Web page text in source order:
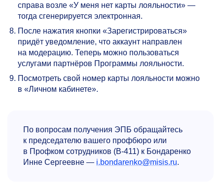
справа возле «У меня нет карты лояльности» —
тогда сгенерируется электронная.
После нажатия кнопки «Зарегистрироваться»
придёт уведомление, что аккаунт направлен
на модерацию. Теперь можно пользоваться
услугами партнёров Программы лояльности.
Посмотреть свой номер карты лояльности можно
в «Личном кабинете».
По вопросам получения ЭПБ обращайтесь
к председателю вашего профбюро или
в Профком сотрудников (В-411) к Бондаренко
Инне Сергеевне — i.bondarenko@misis.ru.